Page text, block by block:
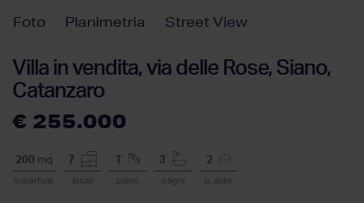
Villa in vendita, via delle Rose, Siano,
Catanzaro
€ 255.000
200 mq
superficie
7
locali piano
3
bagni
2
p. auto
Foto Planimetria Street View